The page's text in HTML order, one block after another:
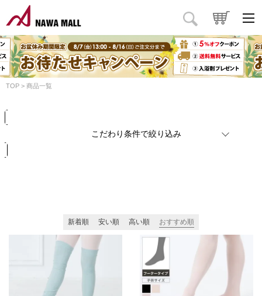
TOP 商品一覧
こだわり条件で絞り込み
商品タイプ
価格 円～ 円
カラー
新着順 安い順 高い順 おすすめ順